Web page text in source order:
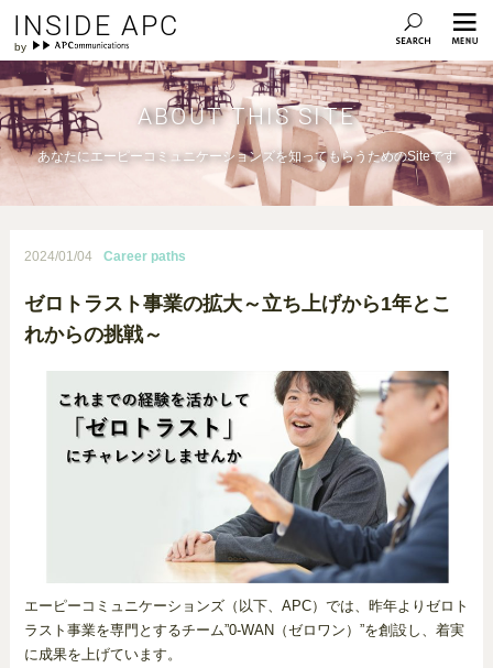
INSIDE APC
ABOUT THIS SITE
あなたにエーピーコミュニケーションズを知ってもらうためのSiteです
2024/01/04 Career paths
ゼロトラスト事業の拡大～立ち上げから1年とこ
れからの挑戦～
エーピーコミュニケーションズ（以下、APC）では、昨年よりゼロト
ラスト事業を専門とするチーム”0-WAN（ゼロワン）”を創設し、着実
に成果を上げています。